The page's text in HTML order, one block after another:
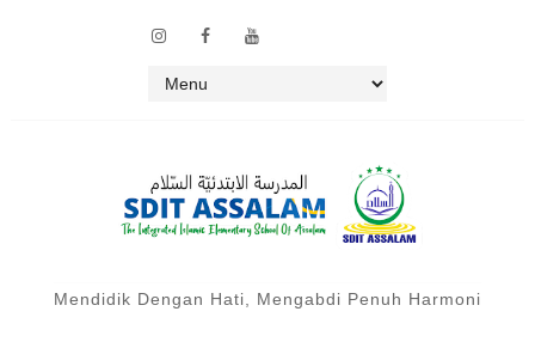
Mendidik Dengan Hati, Mengabdi Penuh Harmoni